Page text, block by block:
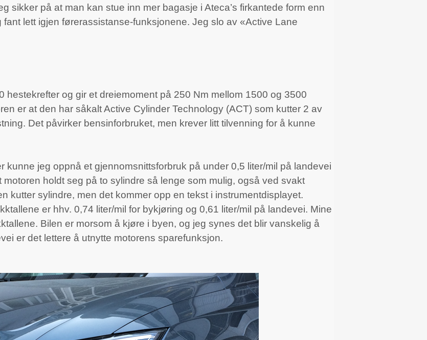
sikker på at man kan stue inn mer bagasje i Ateca’s firkantede form enn
fant lett igjen førerassistanse-funksjonene. Jeg slo av «Active Lane
hestekrefter og gir et dreiemoment på 250 Nm mellom 1500 og 3500
er at den har såkalt Active Cylinder Technology (ACT) som kutter 2 av
Det påvirker bensinforbruket, men krever litt tilvenning for å kunne
kunne jeg oppnå et gjennomsnittsforbruk på under 0,5 liter/mil på landevei
holdt seg på to sylindre så lenge som mulig, også ved svakt
kutter sylindre, men det kommer opp en tekst i instrumentdisplayet.
er hhv. 0,74 liter/mil for bykjøring og 0,61 liter/mil på landevei. Mine
Bilen er morsom å kjøre i byen, og jeg synes det blir vanskelig å
er det lettere å utnytte motorens sparefunksjon.